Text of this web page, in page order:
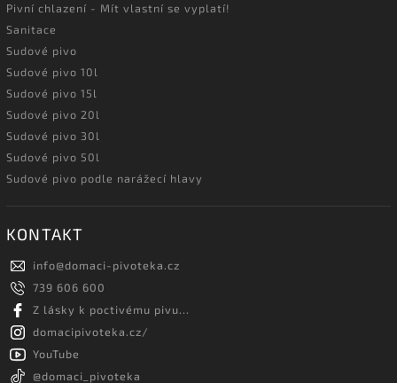
Pivní chlazení - Mít vlastní se vyplatí!
Sanitace
Sudové pivo
Sudové pivo 10l
Sudové pivo 15l
Sudové pivo 20l
Sudové pivo 30l
Sudové pivo 50l
Sudové pivo podle narážecí hlavy
KONTAKT
info@domaci-pivoteka.cz
739 606 600
Z lásky k poctivému pivu...
domacipivoteka.cz/
YouTube
@domaci_pivoteka